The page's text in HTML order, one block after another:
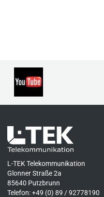
L-TEK Telekommunikation
Glonner Straße 2a
85640 Putzbrunn
Telefon: +49 (0) 89 / 92778190